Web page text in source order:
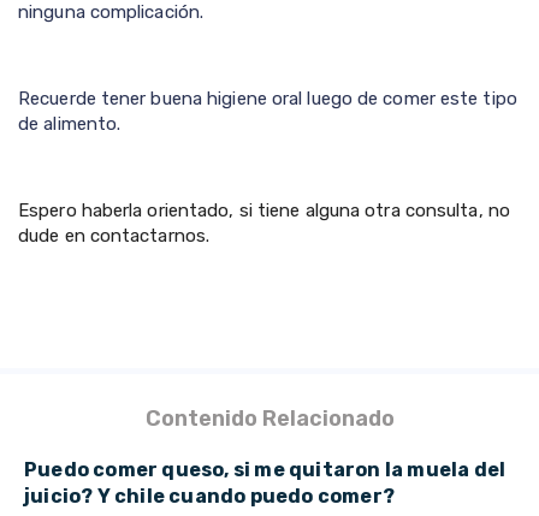
ninguna complicación.
Recuerde tener buena higiene oral luego de comer este tipo
de alimento.
Espero haberla orientado, si tiene alguna otra consulta, no
dude en contactarnos.
Contenido Relacionado
Puedo comer queso, si me quitaron la muela del
juicio? Y chile cuando puedo comer?